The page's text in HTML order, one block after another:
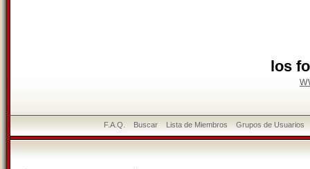
los
F.A.Q. Buscar Lista de Miembros Grupos de Usuarios